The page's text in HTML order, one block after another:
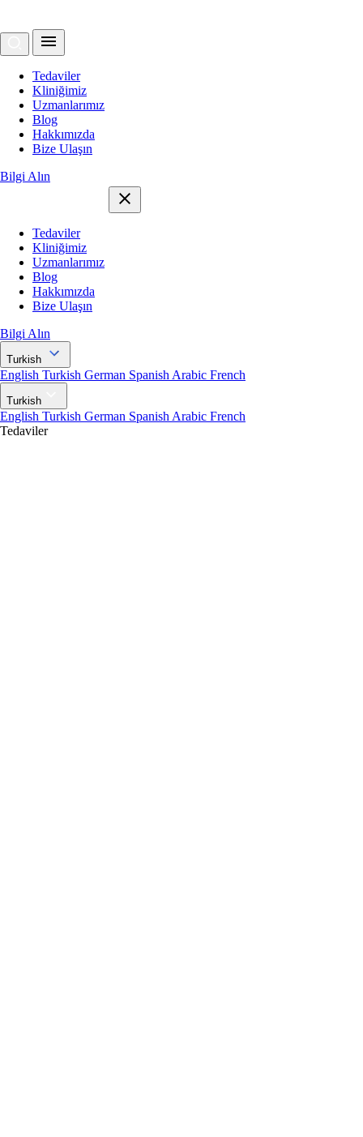
Tedaviler
Kliniğimiz
Uzmanlarımız
Blog
Hakkımızda
Bize Ulaşın
Bilgi Alın
Tedaviler
Kliniğimiz
Uzmanlarımız
Blog
Hakkımızda
Bize Ulaşın
Bilgi Alın
Turkish
English Turkish German Spanish Arabic French
Turkish
English Turkish German Spanish Arabic French
Tedaviler